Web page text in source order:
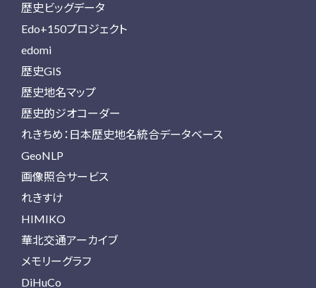
歴史ビッグデータ
Edo+150プロジェクト
edomi
歴史GIS
歴史地名マップ
歴史的ジオコーダー
れきちめ：日本歴史地名統合データベース
GeoNLP
画像照合サービス
れきすけ
HIMIKO
華北交通アーカイブ
メモリーグラフ
DiHuCo